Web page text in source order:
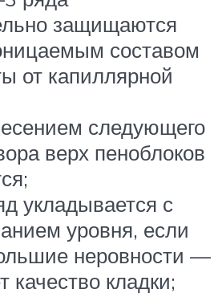
защищаются
составом
от капиллярной
следующего
верх пеноблоков
укладывается с
уровня, если
неровности —
качество кладки;